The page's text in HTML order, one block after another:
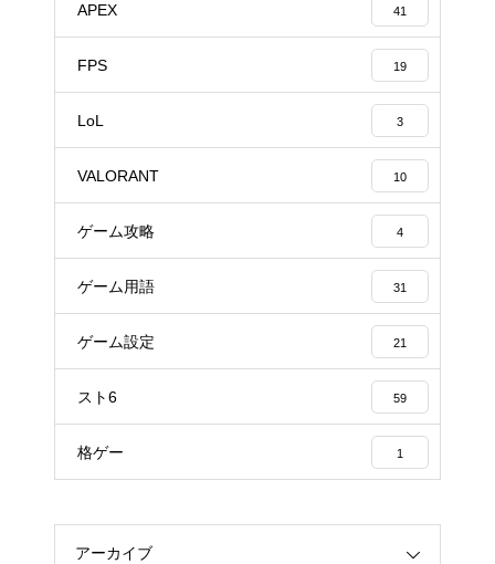
APEX 41
FPS 19
LoL 3
VALORANT 10
ゲーム攻略 4
ゲーム用語 31
ゲーム設定 21
スト6 59
格ゲー 1
アーカイブ